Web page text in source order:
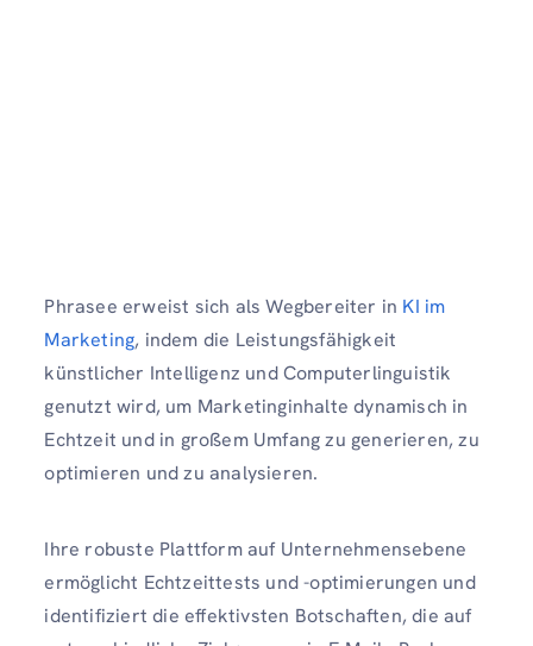
Phrasee erweist sich als Wegbereiter in KI im
Marketing, indem die Leistungsfähigkeit
künstlicher Intelligenz und Computerlinguistik
genutzt wird, um Marketinginhalte dynamisch in
Echtzeit und in großem Umfang zu generieren, zu
optimieren und zu analysieren.
Ihre robuste Plattform auf Unternehmensebene
ermöglicht Echtzeittests und -optimierungen und
identifiziert die effektivsten Botschaften, die auf